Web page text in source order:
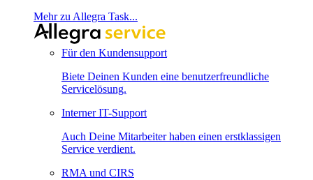
Mehr zu Allegra Task...
Für den Kundensupport
Biete Deinen Kunden eine benutzerfreundliche
Servicelösung.
Interner IT-Support
Auch Deine Mitarbeiter haben einen erstklassigen
Service verdient.
RMA und CIRS